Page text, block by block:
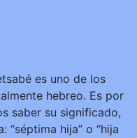
es uno de los
hebreo. Es por
saber su significado,
“séptima hija” o “hija